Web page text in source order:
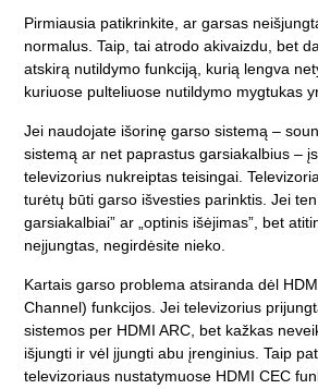
Pirmiausia patikrinkite, ar garsas
normalus. Taip, tai atrodo akivaizdu, bet
atskirą nutildymo funkciją, kurią lengva
kuriuose pulteliuose nutildymo mygtukas
Jei naudojate išorinę garso sistemą –
sistemą ar net paprastus garsiakalbius –
televizorius nukreiptas teisingai.
turėtų būti garso išvesties parinktis. Jei
garsiakalbiai” ar „optinis išėjimas”, bet
neįjungtas, negirdėsite nieko.
Kartais garso problema atsiranda dėl
Channel) funkcijos. Jei televizorius
sistemos per HDMI ARC, bet kažkas
išjungti ir vėl įjungti abu įrenginius. Taip
televizoriaus nustatymuose HDMI CEC